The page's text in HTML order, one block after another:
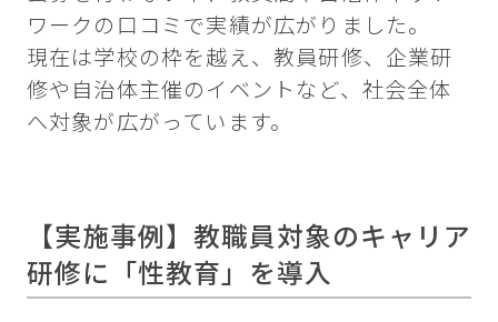
ワークの口コミで実績が広がりました。
現在は学校の枠を越え、教員研修、企業研
修や自治体主催のイベントなど、社会全体
へ対象が広がっています。
【実施事例】教職員対象のキャリア
研修に「性教育」を導入